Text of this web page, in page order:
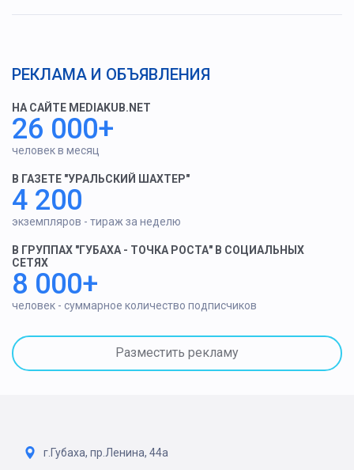
РЕКЛАМА И ОБЪЯВЛЕНИЯ
НА САЙТЕ MEDIAKUB.NET
26 000+
человек в месяц
В ГАЗЕТЕ "УРАЛЬСКИЙ ШАХТЕР"
4 200
экземпляров - тираж за неделю
В ГРУППАХ "ГУБАХА - ТОЧКА РОСТА" В СОЦИАЛЬНЫХ
СЕТЯХ
8 000+
человек - суммарное количество подписчиков
Разместить рекламу
г.Губаха, пр.Ленина, 44а